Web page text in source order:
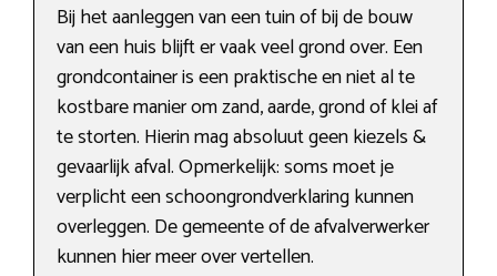
Bij het aanleggen van een tuin of bij de bouw
van een huis blijft er vaak veel grond over. Een
grondcontainer is een praktische en niet al te
kostbare manier om zand, aarde, grond of klei af
te storten. Hierin mag absoluut geen kiezels &
gevaarlijk afval. Opmerkelijk: soms moet je
verplicht een schoongrondverklaring kunnen
overleggen. De gemeente of de afvalverwerker
kunnen hier meer over vertellen.